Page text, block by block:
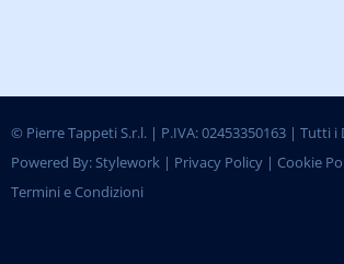
© Pierre Tappeti S.r.l. | P.IVA: 02453350163 | Tutti
Powered By:Stylework| Privacy Policy| Cookie
Termini e Condizioni